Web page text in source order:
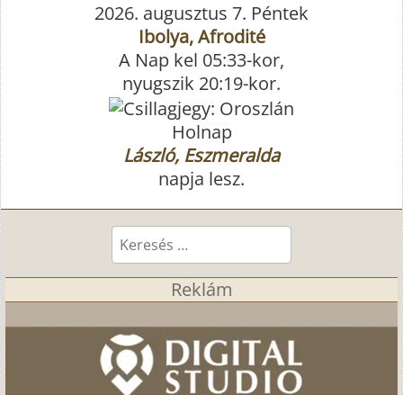
2026. augusztus 7. Péntek
Ibolya, Afrodité
A Nap kel 05:33-kor,
nyugszik 20:19-kor.
Holnap
László, Eszmeralda
napja lesz.
Keresés...
Reklám